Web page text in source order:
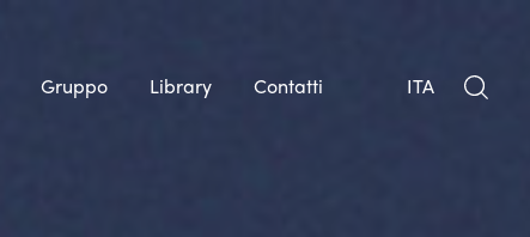
Gruppo Library Contatti ITA